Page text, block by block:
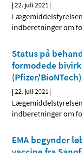
|22. juli 2021 |
indberetninger om
Status på
formodede
(Pfizer/
|22. juli 2021 |
indberetninger om
EMA begynder